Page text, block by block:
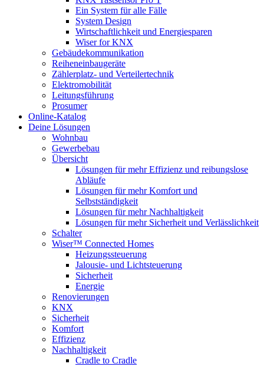
Ein System für alle Fälle
System Design
Wirtschaftlichkeit und Energiesparen
Wiser for KNX
Gebäudekommunikation
Reiheneinbaugeräte
Zählerplatz- und Verteilertechnik
Elektromobilität
Leitungsführung
Prosumer
Online-Katalog
Deine Lösungen
Wohnbau
Gewerbebau
Übersicht
Lösungen für mehr Effizienz und reibungslose
Abläufe
Lösungen für mehr Komfort und
Selbstständigkeit
Lösungen für mehr Nachhaltigkeit
Lösungen für mehr Sicherheit und Verlässlichkeit
Schalter
Wiser™ Connected Homes
Heizungssteuerung
Jalousie- und Lichtsteuerung
Sicherheit
Energie
Renovierungen
KNX
Sicherheit
Komfort
Effizienz
Nachhaltigkeit
Cradle to Cradle